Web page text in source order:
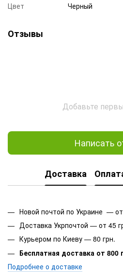
Цвет
Черный
Отзывы
Добавьте
Написать
Доставка
Новой почтой по Украине — от
Доставка Укрпочтой — от 45
Курьером по Киеву — 80 грн.
Бесплатная доставка от 800
Подробнее о доставке